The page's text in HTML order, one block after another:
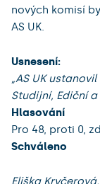
nových komisí
AS UK.
Usnesení:
„AS UK
Studijní, Ediční a
Hlasování
Pro 48, proti 0,
Schváleno
Eliška